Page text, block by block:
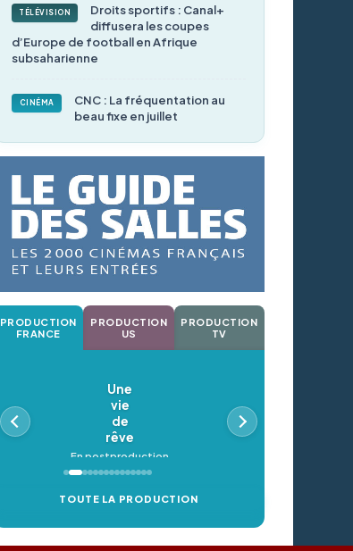
TÉLÉVISION
Droits sportifs : Canal+
diffusera les coupes
d’Europe de football en Afrique
subsaharienne
CINÉMA
CNC : La fréquentation au
beau fixe en juillet
PRODUCTION
FRANCE
PRODUCTION
US
PRODUCTION
TV
Une
vie
de
rêve
En postproduction
TOUTE LA PRODUCTION